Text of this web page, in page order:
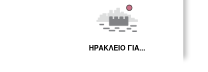
ΗΡΑΚΛΕΙΟ ΓΙΑ...